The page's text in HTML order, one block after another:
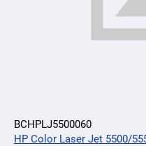
BCHPLJ5500060
HP Color Laser Jet 5500/